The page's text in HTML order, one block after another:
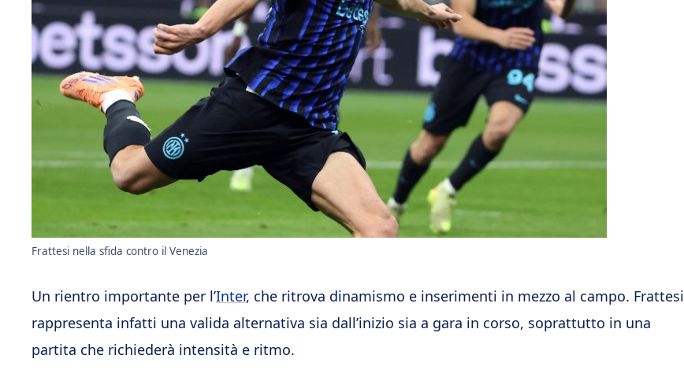
Frattesi nella sfida contro il Venezia
Un rientro importante per l’Inter, che ritrova dinamismo e inserimenti in mezzo al campo. Frattesi
rappresenta infatti una valida alternativa sia dall’inizio sia a gara in corso, soprattutto in una
partita che richiederà intensità e ritmo.